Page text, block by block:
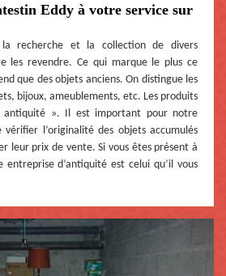
Eddy à votre service sur
recherche et la collection de divers
les revendre. Ce qui marque le plus ce
que des objets anciens. On distingue les
bijoux, ameublements, etc. Les produits
antiquité ». Il est important pour notre
vérifier l’originalité des objets accumulés
leur prix de vente. Si vous êtes présent à
entreprise d’antiquité est celui qu’il vous